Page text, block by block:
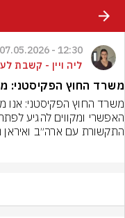
12:30 - 07.05.2026
ליה ויין - קשבת
משרד החוץ הפקיסטני:
התקשורת עם ארה״ב